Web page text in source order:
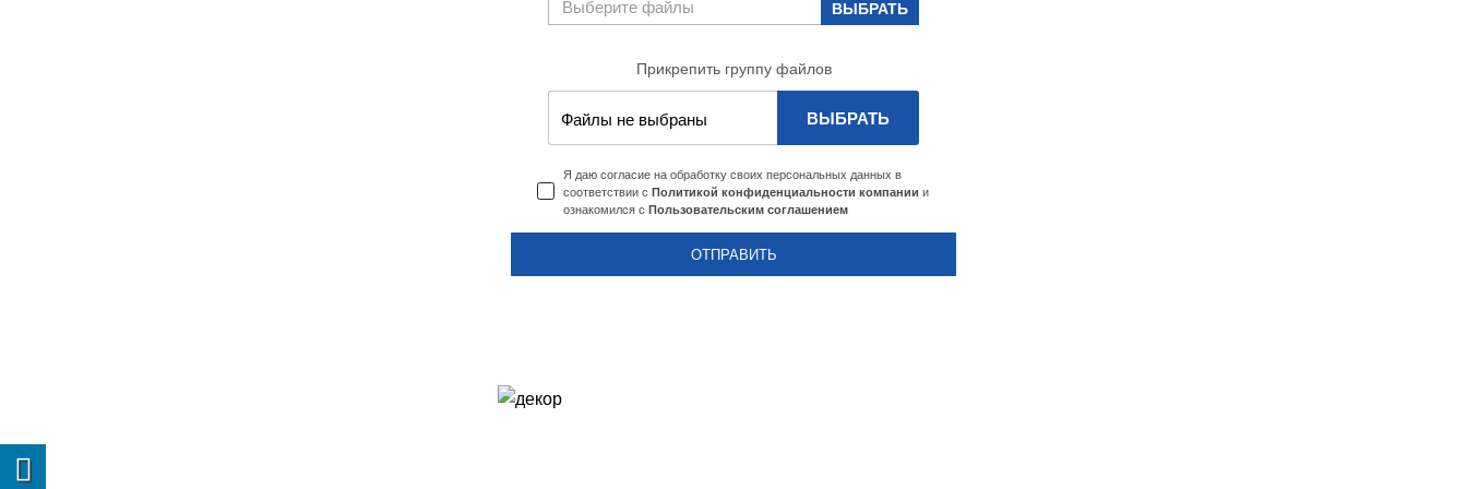
Прикрепить группу файлов
Файлы не выбраны ВЫБРАТЬ
Я даю согласие на обработку своих персональных данных в
соответствии с Политикой конфиденциальности компании и
ознакомился с Пользовательским соглашением